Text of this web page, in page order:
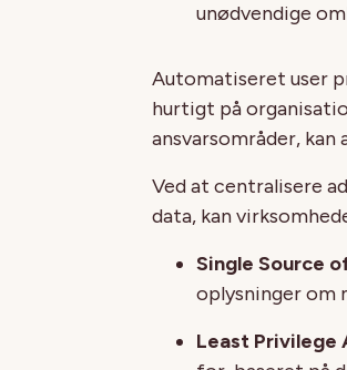
unødvendige
Automatiseret user
hurtigt på
ansvarsområder, kan
Ved at centralisere
data, kan
Single Source
oplysninger om
Least Privilege